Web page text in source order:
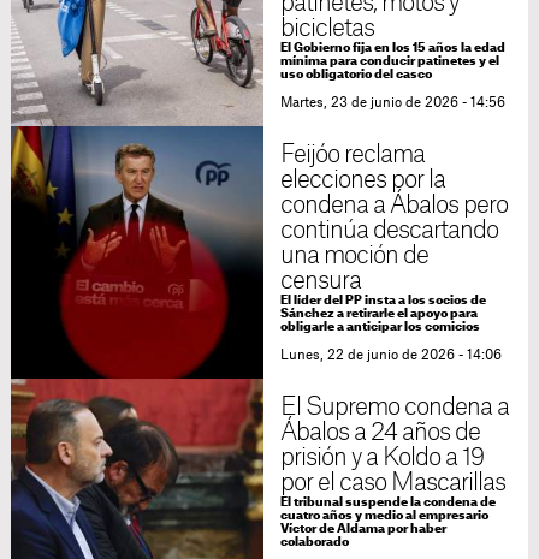
bicicletas
El Gobierno fija en los 15 años la edad
mínima para conducir patinetes y el
uso obligatorio del casco
Martes, 23 de junio de 2026 - 14:56
Feijóo reclama
elecciones por la
condena a Ábalos pero
continúa descartando
una moción de
censura
El líder del PP insta a los socios de
Sánchez a retirarle el apoyo para
obligarle a anticipar los comicios
Lunes, 22 de junio de 2026 - 14:06
El Supremo condena a
Ábalos a 24 años de
prisión y a Koldo a 19
por el caso Mascarillas
El tribunal suspende la condena de
cuatro años y medio al empresario
Víctor de Aldama por haber
colaborado